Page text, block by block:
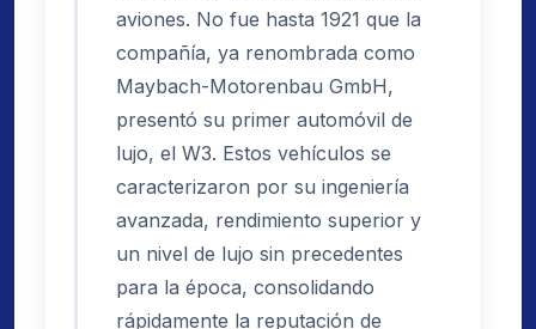
aviones. No fue hasta 1921 que la
compañía, ya renombrada como
Maybach-Motorenbau GmbH,
presentó su primer automóvil de
lujo, el W3. Estos vehículos se
caracterizaron por su ingeniería
avanzada, rendimiento superior y
un nivel de lujo sin precedentes
para la época, consolidando
rápidamente la reputación de